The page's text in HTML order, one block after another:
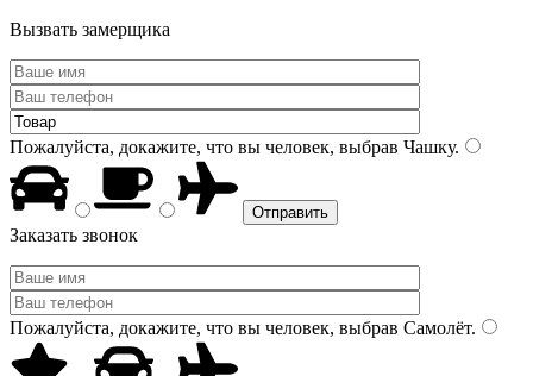
Вызвать замерщика
Пожалуйста, докажите, что вы человек, выбрав Чашку.
Заказать звонок
Пожалуйста, докажите, что вы человек, выбрав Самолёт.